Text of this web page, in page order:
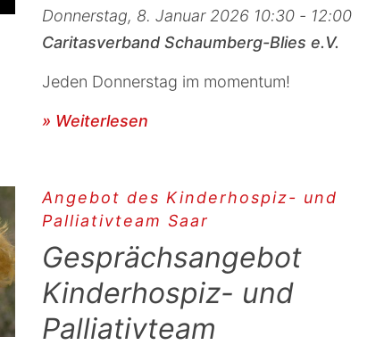
Donnerstag, 8. Januar 2026 10:30 - 12:00
Caritasverband Schaumberg-Blies e.V.
Jeden Donnerstag im momentum!
» Weiterlesen
Angebot des Kinderhospiz- und
Palliativteam Saar
Gesprächsangebot
Kinderhospiz- und
Palliativteam